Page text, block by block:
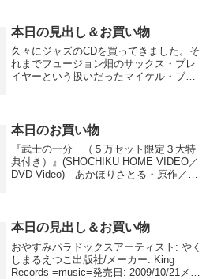
本日の見出し＆お買い物
久々にジャズのCDを買ってきました。そ
れまでフュージョン畑のサックス・プレ
イヤーという扱いだったマイケル・ブレ
より。パット・メセニー...
本日のお買い物
『武士の一分 （５万セット限定３大特
典付き）』(SHOCHIKU HOME VIDEO／
DVD Video) あかほりさとる・原作／桂
本日の見出し＆お買い物
おやすみパラドックスアーティスト: やく
しまるえつこ出版社/メーカー: King
Records =music=発売日: 2009/10/21メデ